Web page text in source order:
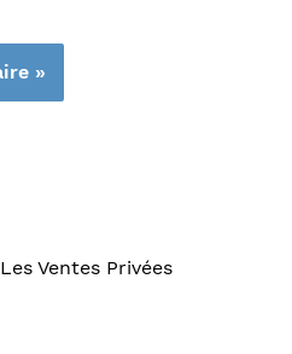
Les Ventes Privées